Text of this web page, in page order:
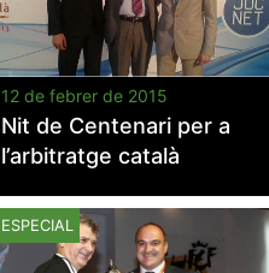
12 de febrer de 2015
Nit de Centenari per a
l’arbitratge català
ESPECIAL